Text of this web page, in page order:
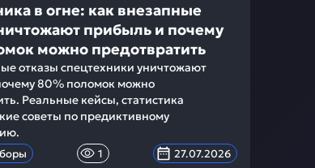
в огне: как внезапные
прибыль и почему
можно предотвратить
отказы спецтехники уничтожают
80% поломок можно
Реальные кейсы, статистика
советы по предиктивному
1 27.07.2026